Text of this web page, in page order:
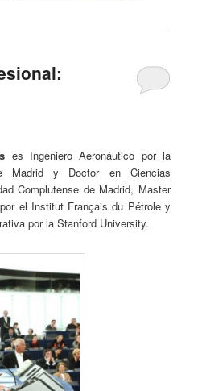
es Ingeniero Aeronáutico por la
Madrid y Doctor en Ciencias
Complutense de Madrid, Master
el Institut Français du Pétrole y
por la Stanford University.